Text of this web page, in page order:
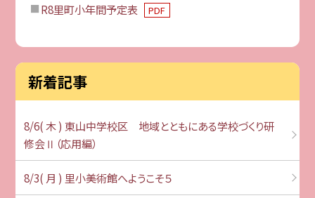
R8里町小年間予定表 PDF
新着記事
8/6( 木 ) 東山中学校区 地域とともにある学校づくり研
修会Ⅱ（応用編）
8/3( 月 ) 里小美術館へようこそ５